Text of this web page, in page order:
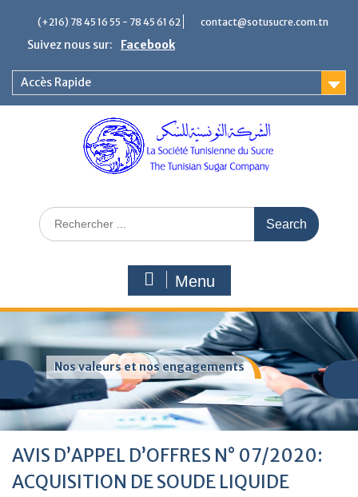
(+216) 78 45 16 55 - 78 45 61 62 contact@sotusucre.com.tn
Suivez nous sur: Facebook
Accès Rapide
Menu
Nos valeurs et nos engagements
AVIS D’APPEL D’OFFRES N° 07/2020:
ACQUISITION DE SOUDE LIQUIDE